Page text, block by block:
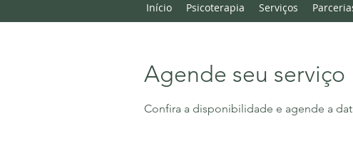
Início Psicoterapia Serviços
Agende seu serviço
Confira a disponibilidade e agende a